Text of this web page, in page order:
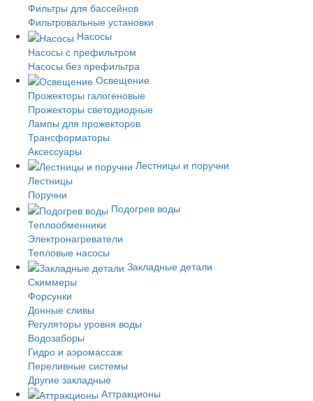
Фильтры для бассейнов
Фильтровальные установки
Насосы
Насосы с префильтром
Насосы без префильтра
Освещение
Прожекторы галогеновые
Прожекторы светодиодные
Лампы для прожекторов
Трансформаторы
Аксессуары
Лестницы и поручни
Лестницы
Поручни
Подогрев воды
Теплообменники
Электронагреватели
Тепловые насосы
Закладные детали
Скиммеры
Форсунки
Донные сливы
Регуляторы уровня воды
Водозаборы
Гидро и аэромассаж
Переливные системы
Другие закладные
Аттракционы